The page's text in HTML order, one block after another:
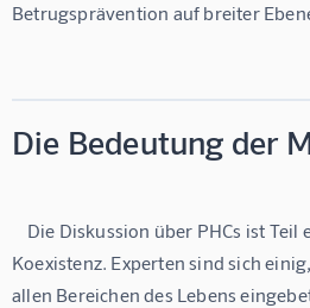
Betrugsprävention auf breiter
Die Bedeutung der
Koexistenz. Experten sind sich
allen Bereichen des Lebens